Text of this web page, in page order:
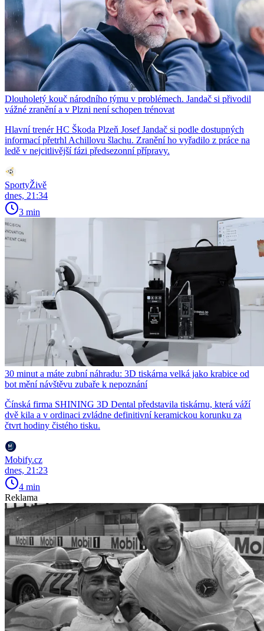
Dlouholetý kouč národního týmu v problémech. Jandač si přivodil
vážné zranění a v Plzni není schopen trénovat
Hlavní trenér HC Škoda Plzeň Josef Jandač si podle dostupných
informací přetrhl Achillovu šlachu. Zranění ho vyřadilo z práce na
ledě v nejcitlivější fázi předsezonní přípravy.
SportyŽivě
dnes, 21:34
3 min
30 minut a máte zubní náhradu: 3D tiskárna velká jako krabice od
bot mění návštěvu zubaře k nepoznání
Čínská firma SHINING 3D Dental představila tiskárnu, která váží
dvě kila a v ordinaci zvládne definitivní keramickou korunku za
čtvrt hodiny čistého tisku.
Mobify.cz
dnes, 21:23
4 min
Reklama